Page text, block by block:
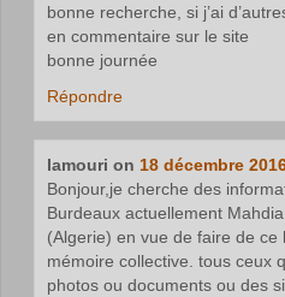
bonne recherche, si j’ai
en commentaire sur le site
bonne journée
Répondre
lamouri on 18 décembre
Bonjour,je cherche des
Burdeaux actuellement
(Algerie) en vue de faire de ce
mémoire collective. tous ceux
photos ou documents ou des